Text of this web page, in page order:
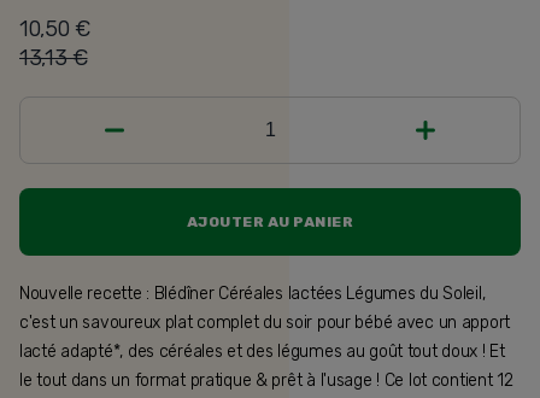
10,50 €
13,13 €
1
AJOUTER AU PANIER
Nouvelle recette : Blédîner Céréales lactées Légumes du Soleil,
c'est un savoureux plat complet du soir pour bébé avec un apport
lacté adapté*, des céréales et des légumes au goût tout doux ! Et
le tout dans un format pratique & prêt à l'usage ! Ce lot contient 12